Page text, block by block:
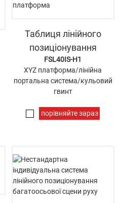
Таблиця лінійного
позиціонування
FSL40IS-H1
XYZ платформа/лінійна
портальна система/кульовий
гвинт
порівняйте зараз